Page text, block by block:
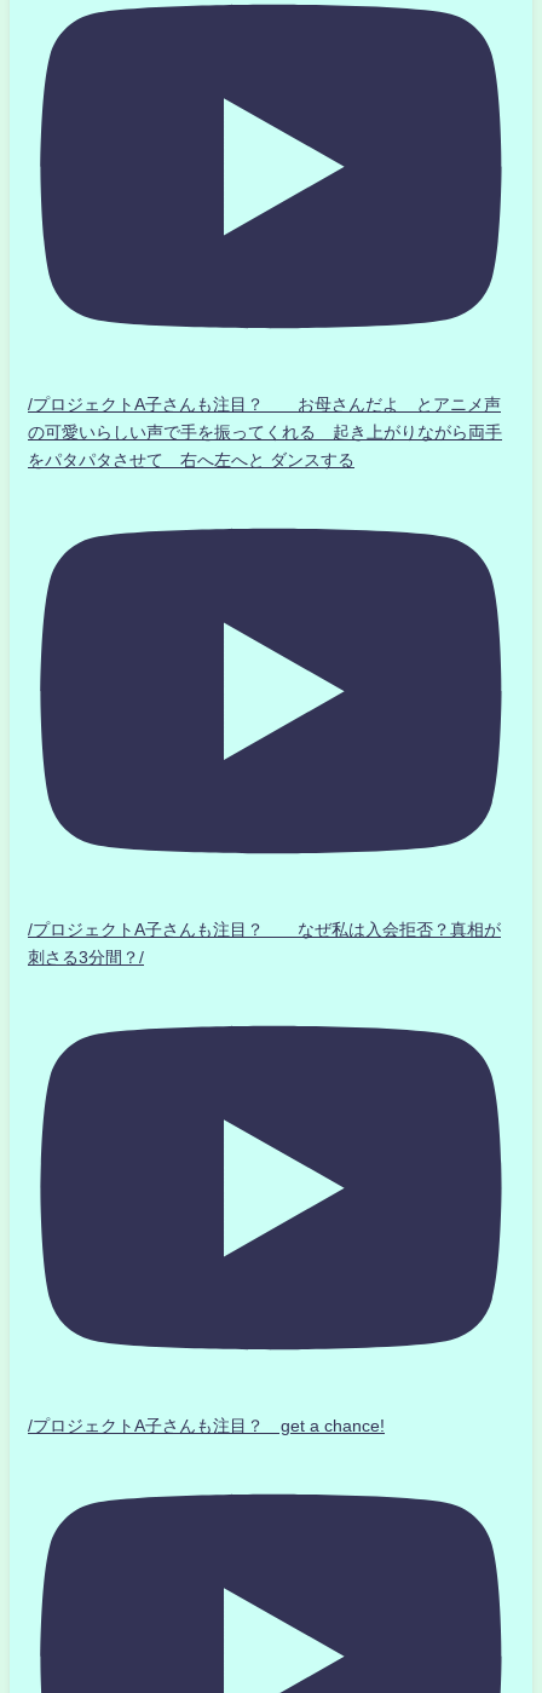
/プロジェクトA子さんも注目？ お母さんだよ とアニメ声
の可愛いらしい声で手を振ってくれる 起き上がりながら両手
をパタパタさせて 右へ左へと ダンスする
/プロジェクトA子さんも注目？ なぜ私は入会拒否？真相が
刺さる3分間？/
/プロジェクトA子さんも注目？ get a chance!